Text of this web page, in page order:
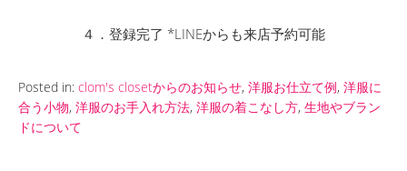
４．登録完了 *LINEからも来店予約可能
Posted in: clom's closetからのお知らせ, 洋服お仕立て例, 洋服に
合う小物, 洋服のお手入れ方法, 洋服の着こなし方, 生地やブラン
ドについて